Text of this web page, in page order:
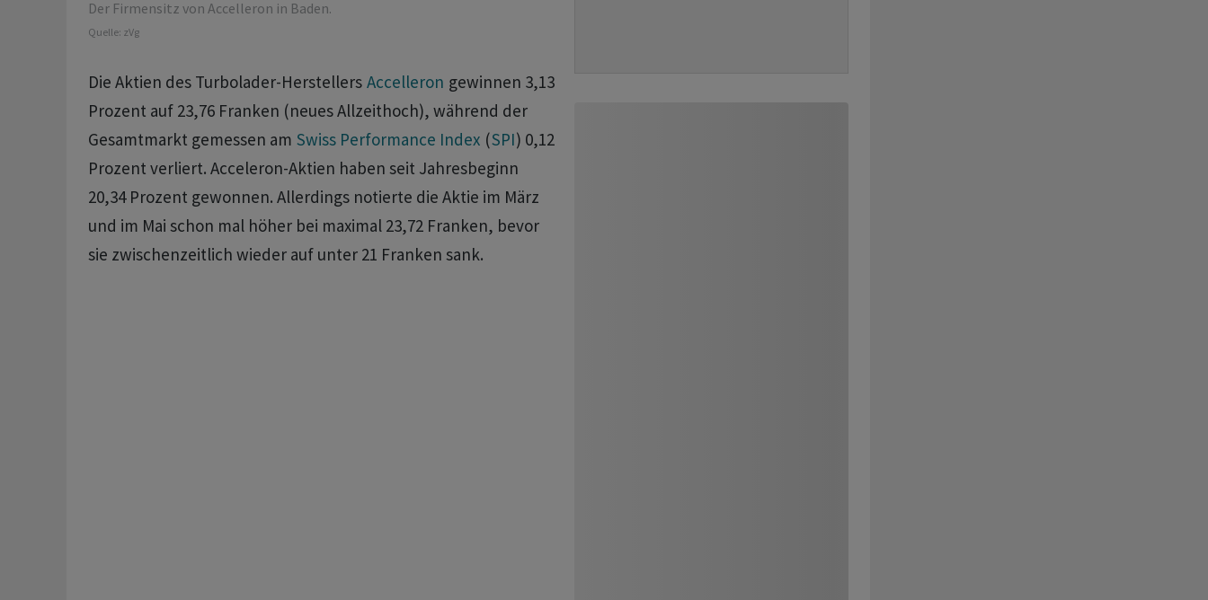
Der Firmensitz von Accelleron in Baden.
Quelle: zVg
Die Aktien des Turbolader-Herstellers Accelleron gewinnen 3,13
Prozent auf 23,76 Franken (neues Allzeithoch), während der
Gesamtmarkt gemessen am Swiss Performance Index (SPI) 0,12
Prozent verliert. Acceleron-Aktien haben seit Jahresbeginn
20,34 Prozent gewonnen. Allerdings notierte die Aktie im März
und im Mai schon mal höher bei maximal 23,72 Franken, bevor
sie zwischenzeitlich wieder auf unter 21 Franken sank.